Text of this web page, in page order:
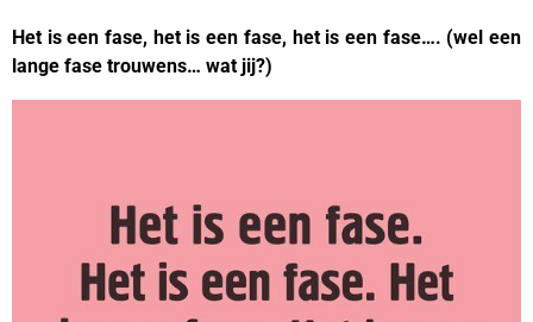
Het is een fase, het is een fase, het is een fase…. (wel een
lange fase trouwens… wat jij?)